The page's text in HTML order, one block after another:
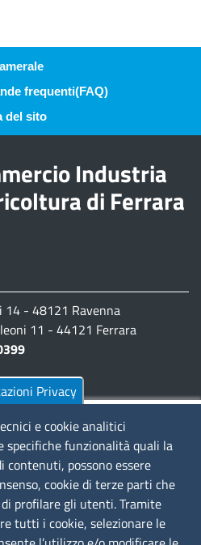
frequenti(FAQ)
del sito
Industria
di Ferrara
14 - 48121 Ravenna
11 - 44121 Ferrara
Privacy
e cookie analitici
specifiche funzionalità quali la
contenuti, possono essere
cookie di terze parti che
profilare gli utenti. Tramite
tutti i cookie, selezionare le